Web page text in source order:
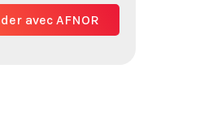
avec AFNOR